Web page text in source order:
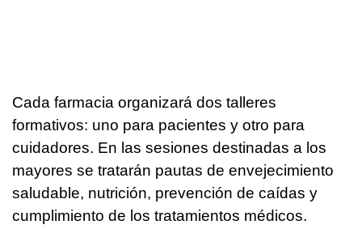
Cada farmacia organizará dos talleres
formativos: uno para pacientes y otro para
cuidadores. En las sesiones destinadas a los
mayores se tratarán pautas de envejecimiento
saludable, nutrición, prevención de caídas y
cumplimiento de los tratamientos médicos.